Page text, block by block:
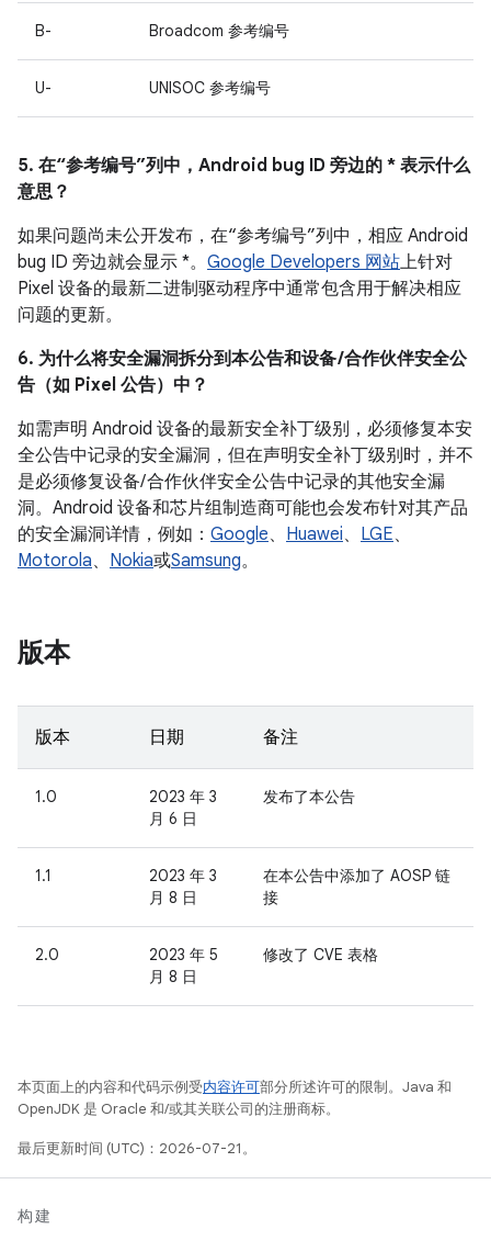
B- Broadcom 参考编号
U- UNISOC 参考编号
5. 在“参考编号”列中，Android bug ID 旁边的 * 表示什么
意思？
如果问题尚未公开发布，在“参考编号”列中，相应 Android
bug ID 旁边就会显示 *。 Google Developers 网站上针对
Pixel 设备的最新二进制驱动程序中通常包含用于解决相应
问题的更新。
6. 为什么将安全漏洞拆分到本公告和设备 /合作伙伴安全公
告（如 Pixel 公告）中？
如需声明 Android 设备的最新安全补丁级别，必须修复本安
全公告中记录的安全漏洞，但在声明安全补丁级别时，并不
是必须修复设备/ 合作伙伴安全公告中记录的其他安全漏
洞。Android 设备和芯片组制造商可能也会发布针对其产品
的安全漏洞详情，例如： Google、 Huawei、 LGE、
Motorola、 Nokia或Samsung。
版本
版本 日期 备注
1.0
2023 年 3
月 6 日
发布了本公告
1.1
2023 年 3
月 8 日
在本公告中添加了 AOSP 链
接
2.0
2023 年 5
月 8 日
修改了 CVE 表格
本页面上的内容和代码示例受内容许可部分所述许可的限制。Java 和
OpenJDK 是 Oracle 和/或其关联公司的注册商标。
最后更新时间 (UTC)：2026-07-21。
构建